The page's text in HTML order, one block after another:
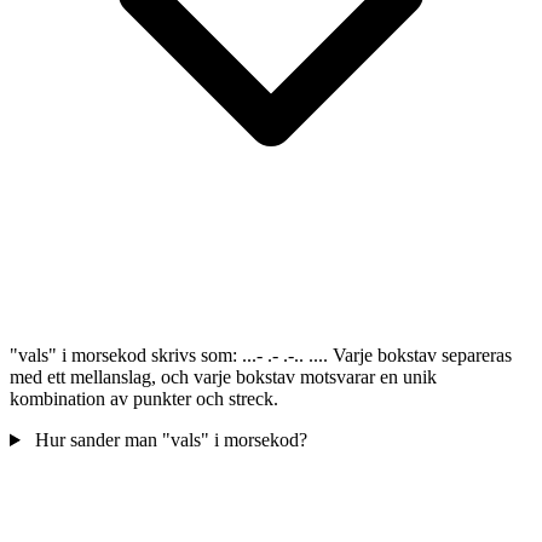
"vals" i morsekod skrivs som: ...- .- .-.. .... Varje bokstav separeras
med ett mellanslag, och varje bokstav motsvarar en unik
kombination av punkter och streck.
Hur sander man "vals" i morsekod?